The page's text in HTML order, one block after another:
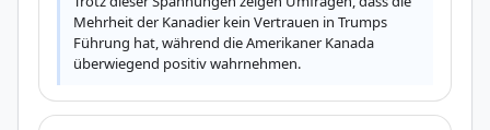
Mehrheit der Kanadier kein Vertrauen in Trumps
Führung hat, während die Amerikaner Kanada
überwiegend positiv wahrnehmen.